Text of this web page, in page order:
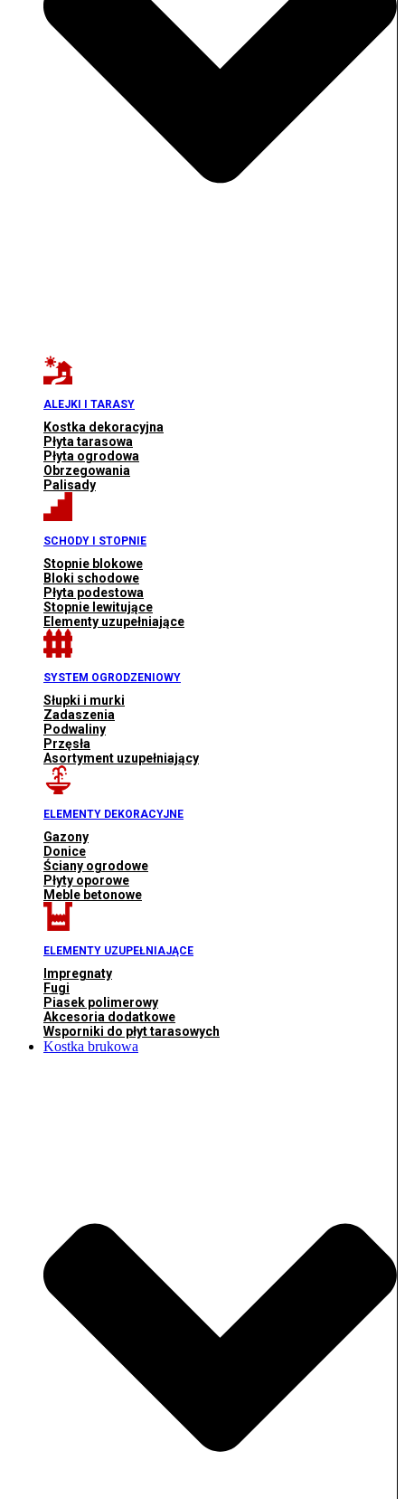
ALEJKI I TARASY
Kostka dekoracyjna
Płyta tarasowa
Płyta ogrodowa
Obrzegowania
Palisady
SCHODY I STOPNIE
Stopnie blokowe
Bloki schodowe
Płyta podestowa
Stopnie lewitujące
Elementy uzupełniające
SYSTEM OGRODZENIOWY
Słupki i murki
Zadaszenia
Podwaliny
Przęsła
Asortyment uzupełniający
ELEMENTY DEKORACYJNE
Gazony
Donice
Ściany ogrodowe
Płyty oporowe
Meble betonowe
ELEMENTY UZUPEŁNIAJĄCE
Impregnaty
Fugi
Piasek polimerowy
Akcesoria dodatkowe
Wsporniki do płyt tarasowych
Kostka brukowa